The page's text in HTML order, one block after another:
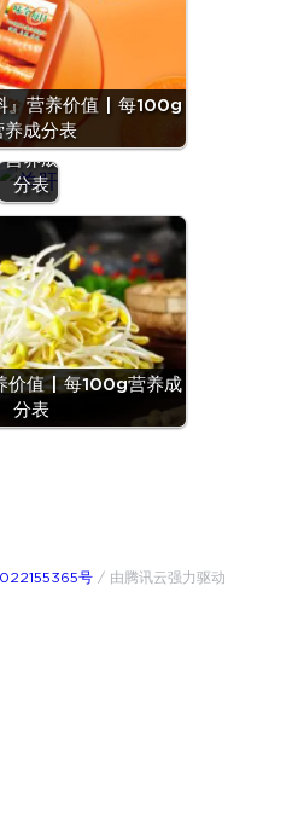
』营养价值 | 每100g
养成分表
『羊
肝』营
养价值
| 每
100g
营养成
分表
价值 | 每100g营养成
分表
号/ 由腾讯云强力驱动